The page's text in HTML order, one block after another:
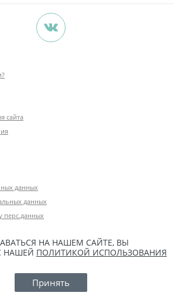
сайта
данных
данных
перс.данных
НА НАШЕМ САЙТЕ, ВЫ
НАШЕЙ ПОЛИТИКОЙ ИСПОЛЬЗОВАНИЯ
Принять